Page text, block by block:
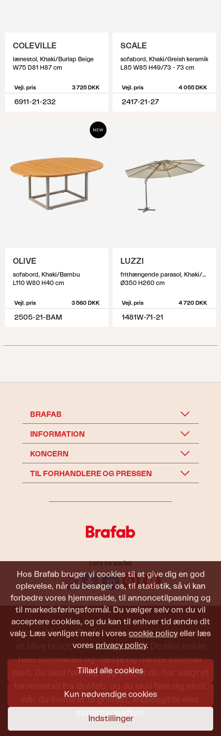
Hos Brafab bruger vi cookies til at give dig en god
oplevelse, når du besøger os, til statistik, så vi kan
forbedre vores hjemmeside, til annoncetilpasning og
til markedsføringsformål. Du vælger selv om du vil
acceptere cookies, og du kan til enhver tid ændre dit
valg. Læs venligst mere i vores cookie policy eller læs
vores privacy policy.
Tillad alle cookies
Kun nødvendige cookies
Indstillinger
COLEVILLE
lænestol, Khaki/Burlap Beige
W75 D81 H87 cm
Vejl. pris 3 725 DKK
6911-21-232
SCALE
sofabord, Khaki/Greish keramik
L85 W85 H49/73 - 73 cm
Vejl. pris 4 055 DKK
2417-21-27
OLIVE
sofabord, Khaki/Bambu
L110 W80 H40 cm
Vejl. pris 3 560 DKK
2505-21-BAM
LUZZI
frithængende parasol, Khaki/Light Grey
Ø350 H260 cm
Vejl. pris 4 720 DKK
1481W-71-21
BRAFAB
INFORMATION
KONCERN
TIL FORHANDLERE OG PRESSEN
Let's be social!
Havemøbler fra Brafab skal kunne holde til både
at blive brugt, siddet i og set på. De skal holde
hele sommeren og næste og næste sommer
med. Du skal føle dig tryg ved, at du har valgt et
når du inviterer til grillfest, krebsegilde eller